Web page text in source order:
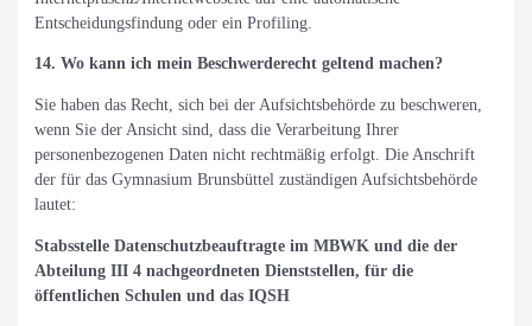
Entscheidungsfindung oder ein Profiling.
14. Wo kann ich mein Beschwerderecht geltend machen?
Sie haben das Recht, sich bei der Aufsichtsbehörde zu beschweren,
wenn Sie der Ansicht sind, dass die Verarbeitung Ihrer
personenbezogenen Daten nicht rechtmäßig erfolgt. Die Anschrift
der für das Gymnasium Brunsbüttel zuständigen Aufsichtsbehörde
lautet:
Stabsstelle Datenschutzbeauftragte im MBWK und die der
Abteilung III 4 nachgeordneten Dienststellen, für die
öffentlichen Schulen und das IQSH